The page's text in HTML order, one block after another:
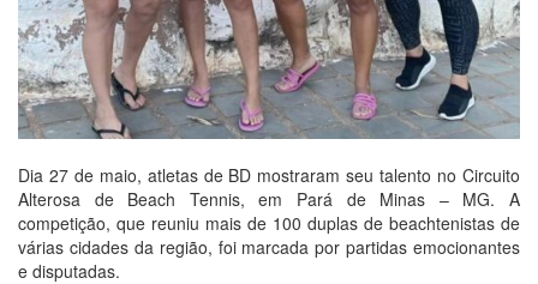
Dia 27 de maio, atletas de BD mostraram seu talento no Circuito
Alterosa de Beach Tennis, em Pará de Minas – MG. A
competição, que reuniu mais de 100 duplas de beachtenistas de
várias cidades da região, foi marcada por partidas emocionantes
e disputadas.